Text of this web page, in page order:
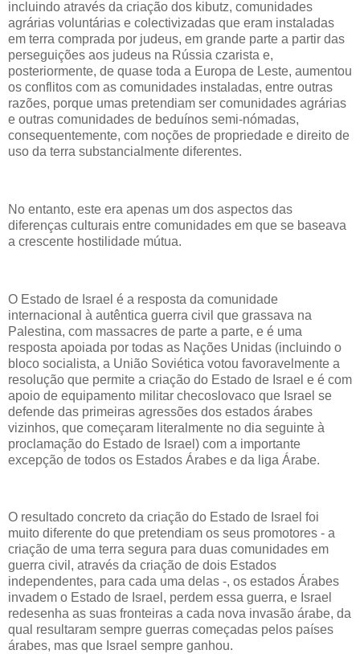
incluindo através da criação dos kibutz, comunidades
agrárias voluntárias e colectivizadas que eram instaladas
em terra comprada por judeus, em grande parte a partir das
perseguições aos judeus na Rússia czarista e,
posteriormente, de quase toda a Europa de Leste, aumentou
os conflitos com as comunidades instaladas, entre outras
razões, porque umas pretendiam ser comunidades agrárias
e outras comunidades de beduínos semi-nómadas,
consequentemente, com noções de propriedade e direito de
uso da terra substancialmente diferentes.
No entanto, este era apenas um dos aspectos das
diferenças culturais entre comunidades em que se baseava
a crescente hostilidade mútua.
O Estado de Israel é a resposta da comunidade
internacional à autêntica guerra civil que grassava na
Palestina, com massacres de parte a parte, e é uma
resposta apoiada por todas as Nações Unidas (incluindo o
bloco socialista, a União Soviética votou favoravelmente a
resolução que permite a criação do Estado de Israel e é com
apoio de equipamento militar checoslovaco que Israel se
defende das primeiras agressões dos estados árabes
vizinhos, que começaram literalmente no dia seguinte à
proclamação do Estado de Israel) com a importante
excepção de todos os Estados Árabes e da liga Árabe.
O resultado concreto da criação do Estado de Israel foi
muito diferente do que pretendiam os seus promotores - a
criação de uma terra segura para duas comunidades em
guerra civil, através da criação de dois Estados
independentes, para cada uma delas -, os estados Árabes
invadem o Estado de Israel, perdem essa guerra, e Israel
redesenha as suas fronteiras a cada nova invasão árabe, da
qual resultaram sempre guerras começadas pelos países
árabes, mas que Israel sempre ganhou.